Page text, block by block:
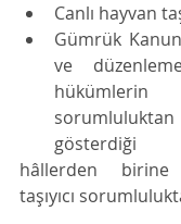
Canlı hayvan
Gümrük
ve
sorumluluktan
gösterdiği
hâllerden birine
taşıyıcı